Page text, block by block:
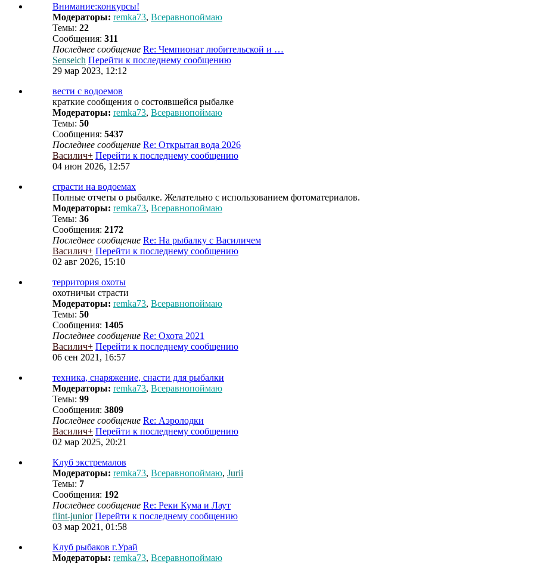
Внимание:конкурсы!
Модераторы: remka73, Всеравнопоймаю
Темы: 22
Сообщения: 311
Последнее сообщение Re: Чемпионат любительской и …
Senseich Перейти к последнему сообщению
29 мар 2023, 12:12
вести с водоемов
краткие сообщения о состоявшейся рыбалке
Модераторы: remka73, Всеравнопоймаю
Темы: 50
Сообщения: 5437
Последнее сообщение Re: Открытая вода 2026
Василич+ Перейти к последнему сообщению
04 июн 2026, 12:57
страсти на водоемах
Полные отчеты о рыбалке. Желательно с использованием фотоматериалов.
Модераторы: remka73, Всеравнопоймаю
Темы: 36
Сообщения: 2172
Последнее сообщение Re: На рыбалку с Василичем
Василич+ Перейти к последнему сообщению
02 авг 2026, 15:10
территория охоты
охотничьи страсти
Модераторы: remka73, Всеравнопоймаю
Темы: 50
Сообщения: 1405
Последнее сообщение Re: Охота 2021
Василич+ Перейти к последнему сообщению
06 сен 2021, 16:57
техника, снаряжение, снасти для рыбалки
Модераторы: remka73, Всеравнопоймаю
Темы: 99
Сообщения: 3809
Последнее сообщение Re: Аэролодки
Василич+ Перейти к последнему сообщению
02 мар 2025, 20:21
Клуб экстремалов
Модераторы: remka73, Всеравнопоймаю, Jurii
Темы: 7
Сообщения: 192
Последнее сообщение Re: Реки Кума и Лаут
flint-junior Перейти к последнему сообщению
03 мар 2021, 01:58
Клуб рыбаков г.Урай
Модераторы: remka73, Всеравнопоймаю